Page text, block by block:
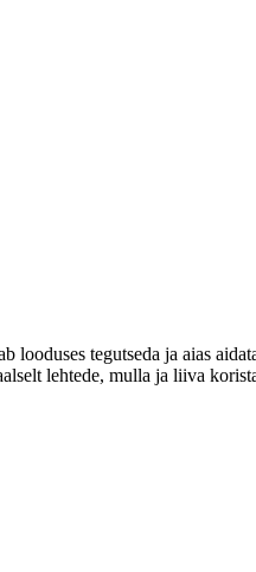
tegutseda ja aias
lehtede, mulla ja liiva